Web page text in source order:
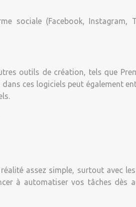
sociale (Facebook, Instagram,
outils de création, tels que
ces logiciels peut également
assez simple, surtout avec
à automatiser vos tâches dès